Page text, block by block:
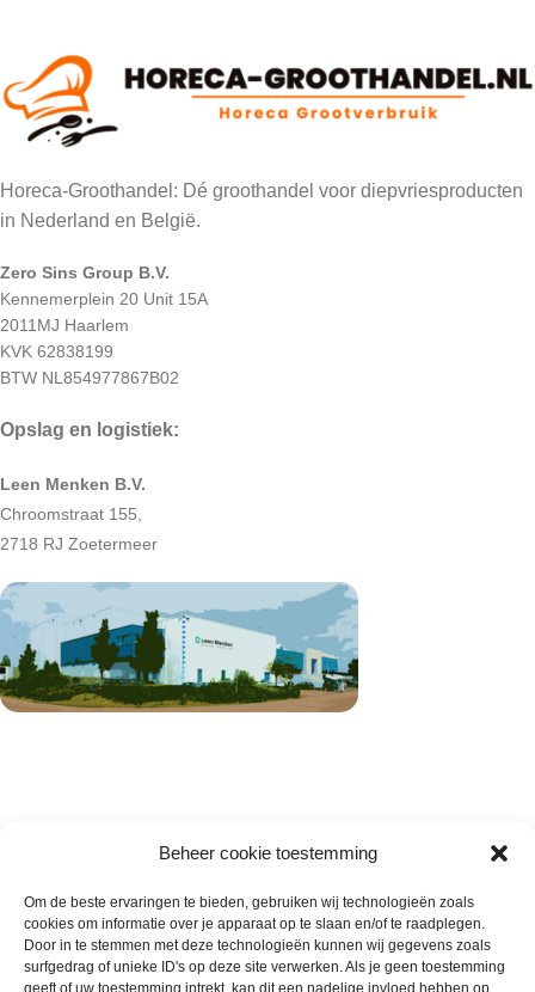
Beheer cookie toestemming
Om de beste ervaringen te bieden, gebruiken wij technologieën zoals
cookies om informatie over je apparaat op te slaan en/of te raadplegen.
Door in te stemmen met deze technologieën kunnen wij gegevens zoals
surfgedrag of unieke ID's op deze site verwerken. Als je geen toestemming
geeft of uw toestemming intrekt, kan dit een nadelige invloed hebben op
Horeca-Groothandel: Dé groothandel voor diepvriesproducten
in Nederland en België.
Zero Sins Group B.V.
Kennemerplein 20 Unit 15A
2011MJ Haarlem
KVK 62838199
BTW NL854977867B02
Opslag en logistiek:
Leen Menken B.V.
Chroomstraat 155,
2718 RJ Zoetermeer
Wie zijn wij
Contact met onze inkoop